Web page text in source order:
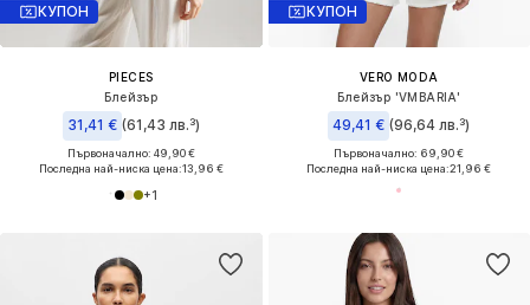
КУПОН
PIECES
Блейзър
31,41 € (61,43 лв.³)
Първоначално: 49,90 €
Последна най-ниска цена:13,96 €
+1
КУПОН
VERO MODA
Блейзър 'VMBARIA'
49,41 € (96,64 лв.³)
Първоначално: 69,90 €
Последна най-ниска цена:21,96 €